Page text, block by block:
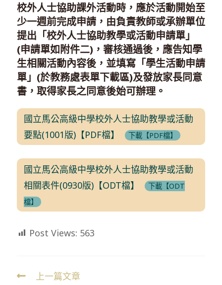
校外人士協助課外活動時，應於活動開始至
少一週前完成申請，由負責教師或承辦單位
提出「校外人士協助教學或活動申請單」
(申請單如附件二)，審核通過後，應告知學
生相關活動內容後，並填寫「學生活動申請
單」(於教務處表單下載區)及發放家長同意
書，取得家長之同意後始可辦理。
國立馬公高級中學校外人士協助教學或活動
要點(1001版)【PDF檔】
下載【PDF檔】
國立馬公高級中學校外人士協助教學或活動
相關表件(0930版)【ODT檔】
下載【ODT
檔】
Post Views: 563
Read上一篇文章